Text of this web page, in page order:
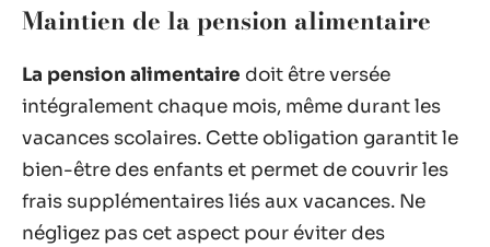
Maintien de la pension alimentaire
La pension alimentaire doit être versée
intégralement chaque mois, même durant les
vacances scolaires. Cette obligation garantit le
bien-être des enfants et permet de couvrir les
frais supplémentaires liés aux vacances. Ne
négligez pas cet aspect pour éviter des